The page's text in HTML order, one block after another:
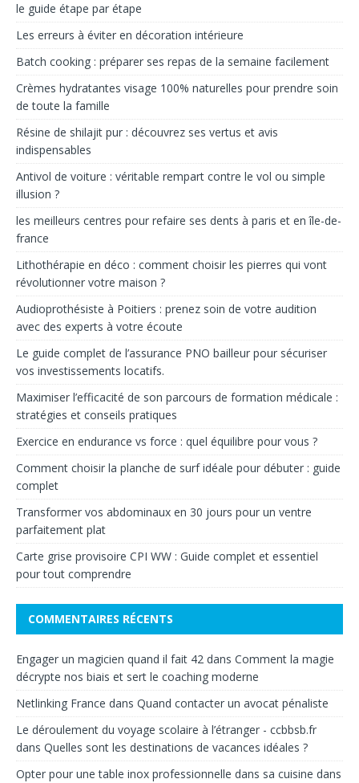
le guide étape par étape
Les erreurs à éviter en décoration intérieure
Batch cooking : préparer ses repas de la semaine facilement
Crèmes hydratantes visage 100% naturelles pour prendre soin
de toute la famille
Résine de shilajit pur : découvrez ses vertus et avis
indispensables
Antivol de voiture : véritable rempart contre le vol ou simple
illusion ?
les meilleurs centres pour refaire ses dents à paris et en île-de-
france
Lithothérapie en déco : comment choisir les pierres qui vont
révolutionner votre maison ?
Audioprothésiste à Poitiers : prenez soin de votre audition
avec des experts à votre écoute
Le guide complet de l’assurance PNO bailleur pour sécuriser
vos investissements locatifs.
Maximiser l’efficacité de son parcours de formation médicale :
stratégies et conseils pratiques
Exercice en endurance vs force : quel équilibre pour vous ?
Comment choisir la planche de surf idéale pour débuter : guide
complet
Transformer vos abdominaux en 30 jours pour un ventre
parfaitement plat
Carte grise provisoire CPI WW : Guide complet et essentiel
pour tout comprendre
COMMENTAIRES RÉCENTS
Engager un magicien quand il fait 42 dans Comment la magie
décrypte nos biais et sert le coaching moderne
Netlinking France dans Quand contacter un avocat pénaliste
Le déroulement du voyage scolaire à l’étranger - ccbbsb.fr
dans Quelles sont les destinations de vacances idéales ?
Opter pour une table inox professionnelle dans sa cuisine dans